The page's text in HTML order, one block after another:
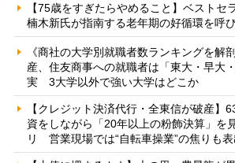
【75歳をすぎたらやめること】ベストセ
楠木新氏が指南する老年期の好循環を呼
《商社の大学別就職者数ランキングを解
産、住友商事への就職者は「東大・早大
実 3大学以外で強い大学はどこか
【クレジット決済代行・全東信が破産】
資をしながら「20年以上の粉飾決算」を
リ 営業現場では“自転車操業”の焦りも